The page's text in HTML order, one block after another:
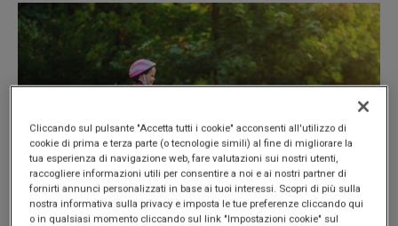
Cliccando sul pulsante "Accetta tutti i cookie" acconsenti all'utilizzo di
cookie di prima e terza parte (o tecnologie simili) al fine di migliorare la
tua esperienza di navigazione web, fare valutazioni sui nostri utenti,
raccogliere informazioni utili per consentire a noi e ai nostri partner di
fornirti annunci personalizzati in base ai tuoi interessi. Scopri di più sulla
nostra informativa sulla privacy e imposta le tue preferenze cliccando qui
o in qualsiasi momento cliccando sul link "Impostazioni cookie" sul